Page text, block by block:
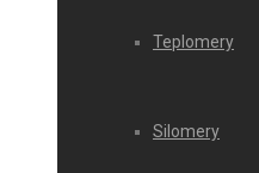
Teplomery
Silomery